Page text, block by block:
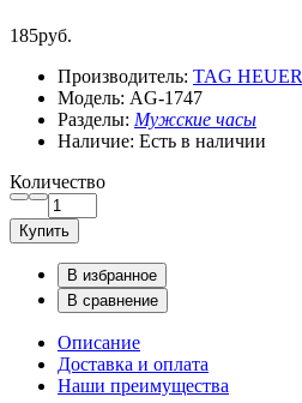
185руб.
Производитель: TAG HEUER
Модель: AG-1747
Разделы: Мужские часы
Наличие: Есть в наличии
Количество
Купить
В избранное
В сравнение
Описание
Доставка и оплата
Наши преимущества